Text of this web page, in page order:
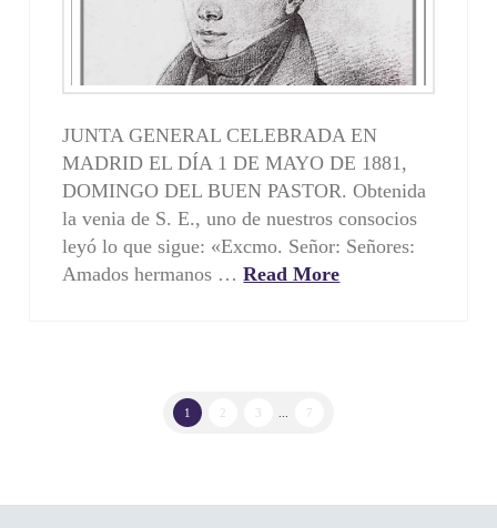
JUNTA GENERAL CELEBRADA EN
MADRID EL DÍA 1 DE MAYO DE 1881,
DOMINGO DEL BUEN PASTOR. Obtenida
la venia de S. E., uno de nuestros consocios
leyó lo que sigue: «Excmo. Señor: Señores:
Amados hermanos …Read More
1 3 7